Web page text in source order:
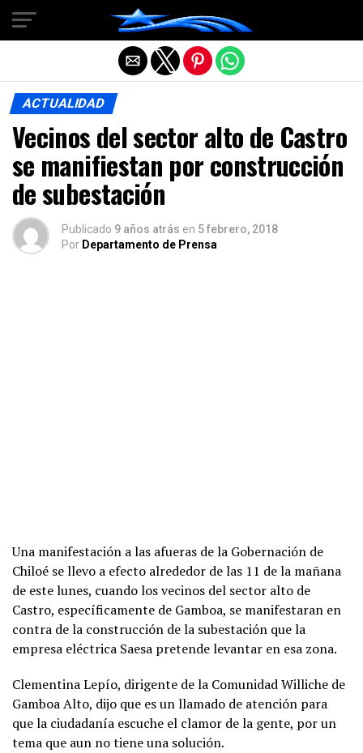
ACTUALIDAD
Vecinos del sector alto de Castro
se manifiestan por construcción
de subestación
Publicado 9 años atrás en 5 febrero, 2018
Por Departamento de Prensa
Una manifestación a las afueras de la Gobernación de
Chiloé se llevo a efecto alrededor de las 11 de la mañana
de este lunes, cuando los vecinos del sector alto de
Castro, específicamente de Gamboa, se manifestaran en
contra de la construcción de la subestación que la
empresa eléctrica Saesa pretende levantar en esa zona.
Clementina Lepío, dirigente de la Comunidad Williche de
Gamboa Alto, dijo que es un llamado de atención para
que la ciudadanía escuche el clamor de la gente, por un
tema que aun no tiene una solución.
Salir de la versión móvil